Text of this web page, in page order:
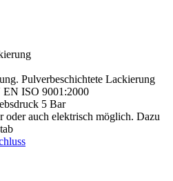
Pulverbeschichtete Lackierung
ISO 9001:2000
5 Bar
oder auch elektrisch möglich. Dazu